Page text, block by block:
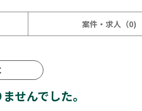
案件・求人（0)
せんでした。